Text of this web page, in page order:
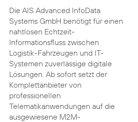
Die AIS Advanced InfoData
Systems GmbH benötigt für einen
nahtlosen Echtzeit-
Informationsfluss zwischen
Logistik-Fahrzeugen und IT-
Systemen zuverlässige digitale
Lösungen. Ab sofort setzt der
Komplettanbieter von
professionellen
Telematikanwendungen auf die
ausgewiesene M2M-